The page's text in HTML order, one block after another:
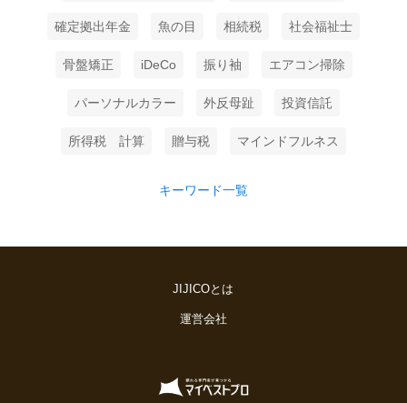
確定拠出年金 魚の目 相続税 社会福祉士
骨盤矯正 iDeCo 振り袖 エアコン掃除
パーソナルカラー 外反母趾 投資信託
所得税 計算 贈与税 マインドフルネス
キーワード一覧
JIJICOとは
運営会社